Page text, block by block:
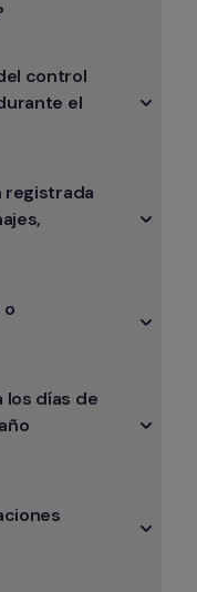
control
el
registrada
o
los días de